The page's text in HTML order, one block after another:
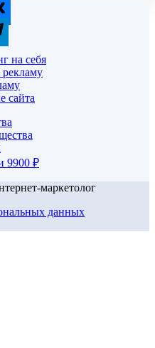
на себя
рекламу
сайта
9900 ₽
маркетолог
данных